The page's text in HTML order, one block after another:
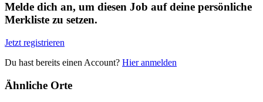
Melde dich an, um diesen Job auf deine persönliche
Merkliste zu setzen.
Jetzt registrieren
Du hast bereits einen Account? Hier anmelden
Ähnliche Orte